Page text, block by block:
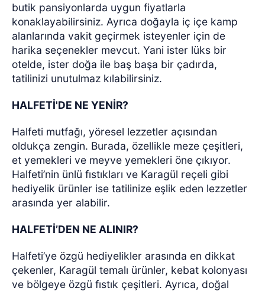
butik pansiyonlarda uygun fiyatlarla
konaklayabilirsiniz. Ayrıca doğayla iç içe kamp
alanlarında vakit geçirmek isteyenler için de
harika seçenekler mevcut. Yani ister lüks bir
otelde, ister doğa ile baş başa bir çadırda,
tatilinizi unutulmaz kılabilirsiniz.
HALFETİ'DE NE YENİR?
Halfeti mutfağı, yöresel lezzetler açısından
oldukça zengin. Burada, özellikle meze çeşitleri,
et yemekleri ve meyve yemekleri öne çıkıyor.
Halfeti’nin ünlü fıstıkları ve Karagül reçeli gibi
hediyelik ürünler ise tatilinize eşlik eden lezzetler
arasında yer alabilir.
HALFETİ’DEN NE ALINIR?
Halfeti’ye özgü hediyelikler arasında en dikkat
çekenler, Karagül temalı ürünler, kebat kolonyası
ve bölgeye özgü fıstık çeşitleri. Ayrıca, doğal